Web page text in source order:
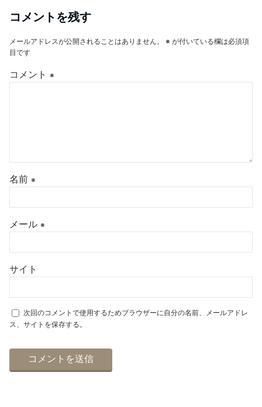
コメントを残す
メールアドレスが公開されることはありません。 ※ が付いている欄は必須項
目です
コメント ※
名前 ※
メール ※
サイト
次回のコメントで使用するためブラウザーに自分の名前、メールアドレ
ス、サイトを保存する。